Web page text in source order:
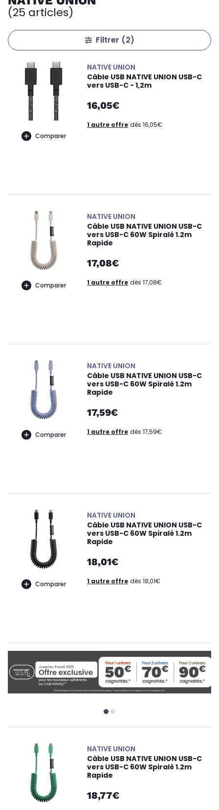
(25 articles)
Filtrer (2)
Comparer
NATIVE UNION
Câble USB NATIVE UNION USB-C
vers USB-C - 1,2m
16,05€
1 autre offre dès 16,05€
Comparer
NATIVE UNION
Câble USB NATIVE UNION USB-C
vers USB-C 60W Spiralé 1.2m
Rapide
17,08€
1 autre offre dès 17,08€
Comparer
NATIVE UNION
Câble USB NATIVE UNION USB-C
vers USB-C 60W Spiralé 1.2m
Rapide
17,59€
1 autre offre dès 17,59€
Comparer
NATIVE UNION
Câble USB NATIVE UNION USB-C
vers USB-C 60W Spiralé 1.2m
Rapide
18,01€
1 autre offre dès 18,01€
NATIVE UNION
Câble USB NATIVE UNION USB-C
vers USB-C 60W Spiralé 1.2m
Rapide
18,77€